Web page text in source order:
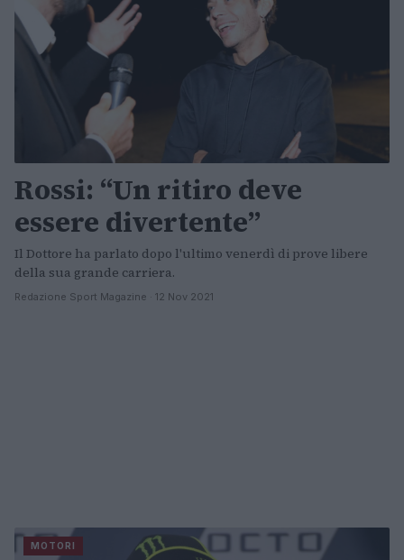
Rossi: “Un ritiro deve
essere divertente”
Il Dottore ha parlato dopo l'ultimo venerdì di prove libere
della sua grande carriera.
Redazione Sport Magazine · 12 Nov 2021
MOTORI